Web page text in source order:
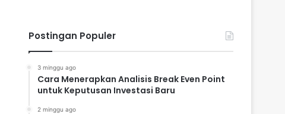
Postingan Populer
3 minggu ago
Cara Menerapkan Analisis Break Even Point
untuk Keputusan Investasi Baru
2 minggu ago